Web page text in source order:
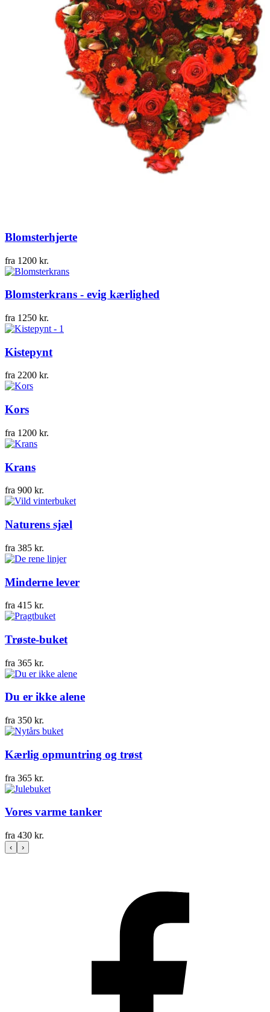
Blomsterhjerte
fra 1200 kr.
Blomsterkrans - evig kærlighed
fra 1250 kr.
Kistepynt
fra 2200 kr.
Kors
fra 1200 kr.
Krans
fra 900 kr.
Naturens sjæl
fra 385 kr.
Minderne lever
fra 415 kr.
Trøste-buket
fra 365 kr.
Du er ikke alene
fra 350 kr.
Kærlig opmuntring og trøst
fra 365 kr.
Vores varme tanker
fra 430 kr.
‹ ›